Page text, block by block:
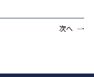
次へ